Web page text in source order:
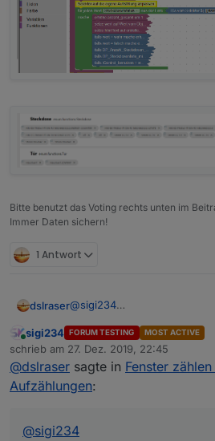
Bitte benutzt das Voting rechts unten im
Immer Daten sichern!
1 Antwort
dslraser@sigi234
Online
sigi234 FORUM TESTING MOST ACTIVE
schrieb am 27. Dez. 2019, 22:45
zuletzt editiert von
@dslraser sagte in Fenster
Aufzählungen:
@sigi234